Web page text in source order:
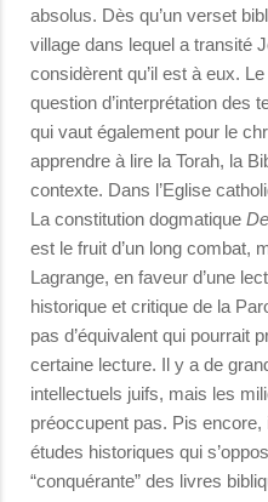
absolus. Dès qu’un verset
village dans lequel a transité
considèrent qu’il est à eux.
question d’interprétation des
qui vaut également pour le
apprendre à lire la Torah, la
contexte. Dans l’Eglise
La constitution dogmatique
est le fruit d’un long combat,
Lagrange, en faveur d’une
historique et critique de la
pas d’équivalent qui pourrait
certaine lecture. Il y a de
intellectuels juifs, mais les
préoccupent pas. Pis
études historiques qui
“conquérante” des livres